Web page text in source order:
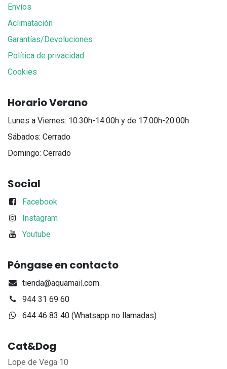
Envíos
Aclimatación
Garantías/Devoluciones
Política de privacidad
Cookies
Horario Verano
Lunes a Viernes: 10:30h-14:00h y de 17:00h-20:00h
Sábados: Cerrado
Domingo: Cerrado
Social
Facebook
Instagram
Youtube
Póngase en contacto
tienda@aquamail.com
944 31 69 60
644 46 83 40 (Whatsapp no llamadas)
Cat&Dog
Lope de Vega 10